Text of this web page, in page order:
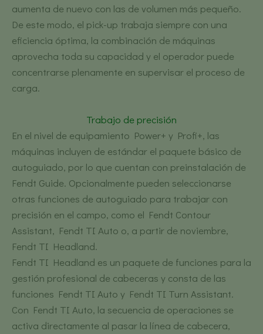
aumenta de nuevo con las de volumen más pequeño.
De este modo, el pick-up trabaja siempre con una
eficiencia óptima, la combinación de máquinas
aprovecha toda su capacidad y el operador puede
concentrarse plenamente en supervisar el proceso de
carga.
Trabajo de precisión
En el nivel de equipamiento Power+ y Profi+, las
máquinas incluyen de estándar el paquete básico de
autoguiado, por lo que cuentan con preinstalación de
Fendt Guide. Opcionalmente pueden seleccionarse
otras funciones de autoguiado para trabajar con
precisión en el campo, como el Fendt Contour
Assistant, Fendt TI Auto o, a partir de noviembre,
Fendt TI Headland.
Fendt TI Headland es un paquete de funciones para la
gestión profesional de cabeceras y consta de las
funciones Fendt TI Auto y Fendt TI Turn Assistant.
Con Fendt TI Auto, la secuencia de operaciones se
activa directamente al pasar la línea de cabecera,